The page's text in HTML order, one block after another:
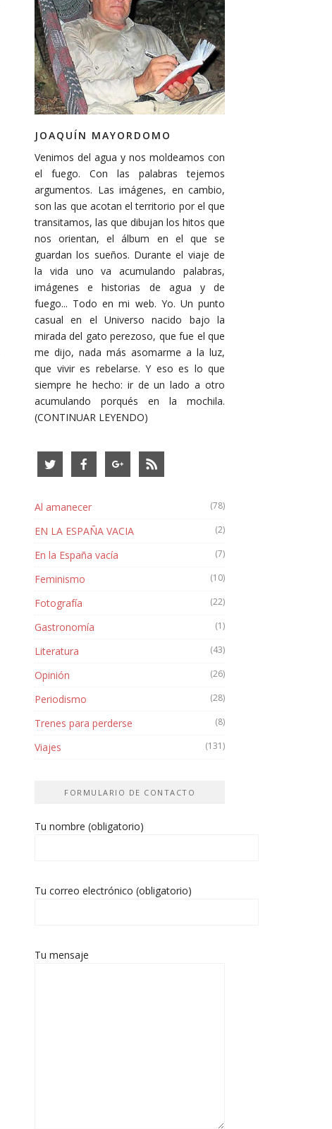
JOAQUÍN MAYORDOMO
Venimos del agua y nos moldeamos con
el fuego. Con las palabras tejemos
argumentos. Las imágenes, en cambio,
son las que acotan el territorio por el que
transitamos, las que dibujan los hitos que
nos orientan, el álbum en el que se
guardan los sueños. Durante el viaje de
la vida uno va acumulando palabras,
imágenes e historias de agua y de
fuego... Todo en mi web. Yo. Un punto
casual en el Universo nacido bajo la
mirada del gato perezoso, que fue el que
me dijo, nada más asomarme a la luz,
que vivir es rebelarse. Y eso es lo que
siempre he hecho: ir de un lado a otro
acumulando porqués en la mochila.
(CONTINUAR LEYENDO)
Al amanecer (78)
EN LA ESPAÑA VACIA (2)
En la España vacía (7)
Feminismo (10)
Fotografía (22)
Gastronomía (1)
Literatura (43)
Opinión (26)
Periodismo (28)
Trenes para perderse (8)
Viajes (131)
FORMULARIO DE CONTACTO
Tu nombre (obligatorio)
Tu correo electrónico (obligatorio)
Tu mensaje